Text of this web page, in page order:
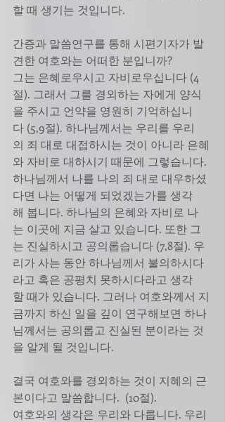
할 때 생기는 것입니다.
간증과 말씀연구를 통해 시편기자가 발
견한 여호와는 어떠한 분입니까?
그는 은혜로우시고 자비로우십니다 (4
절). 그래서 그를 경외하는 자에게 양식
을 주시고 언약을 영원히 기억하십니
다 (5,9절). 하나님께서는 우리를 우리
의 죄 대로 대접하시는 것이 아니라 은혜
와 자비로 대하시기 때문에 그렇습니다.
하나님께서 나를 나의 죄 대로 대우하셨
다면 나는 어떻게 되었겠는가를 생각
해 봅니다. 하나님의 은혜와 자비로 나
는 이곳에 지금 살고 있습니다. 또한 그
는 진실하시고 공의롭습니다 (7,8절). 우
리가 사는 동안 하나님께서 불의하시다
라고 혹은 공평치 못하시다라고 생각
할 때가 있습니다. 그러나 여호와께서 지
금까지 하신 일을 깊이 연구해보면 하나
님께서는 공의롭고 진실된 분이라는 것
을 알게 될 것입니다.
결국 여호와를 경외하는 것이 지혜의 근
본이다고 말씀합니다.  (10절).
여호와의 생각은 우리와 다릅니다. 우리